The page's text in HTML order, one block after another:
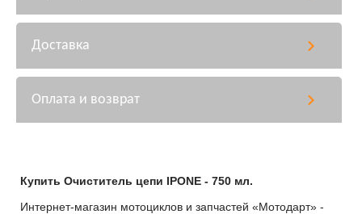
Доставка
Оплата и возврат
Купить Очиститель цепи IPONE - 750 мл.
Интернет-магазин мотоциклов и запчастей «Мотодарт» -